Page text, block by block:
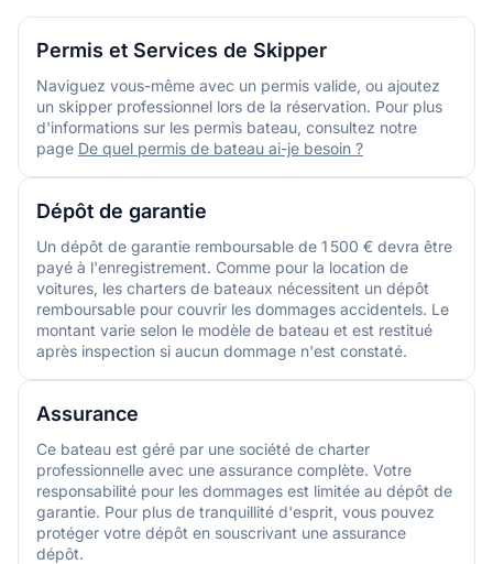
Permis et Services de Skipper
Naviguez vous-même avec un permis valide, ou ajoutez
un skipper professionnel lors de la réservation. Pour plus
d'informations sur les permis bateau, consultez notre
page De quel permis de bateau ai-je besoin ?
Dépôt de garantie
Un dépôt de garantie remboursable de 1 500 € devra être
payé à l'enregistrement. Comme pour la location de
voitures, les charters de bateaux nécessitent un dépôt
remboursable pour couvrir les dommages accidentels. Le
montant varie selon le modèle de bateau et est restitué
après inspection si aucun dommage n'est constaté.
Assurance
Ce bateau est géré par une société de charter
professionnelle avec une assurance complète. Votre
responsabilité pour les dommages est limitée au dépôt de
garantie. Pour plus de tranquillité d'esprit, vous pouvez
protéger votre dépôt en souscrivant une assurance
dépôt.